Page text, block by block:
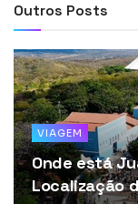
Outros Posts
VIAGEM
Onde está
Localização